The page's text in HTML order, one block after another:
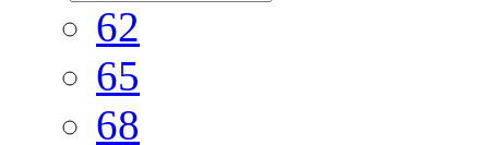
62
65
68